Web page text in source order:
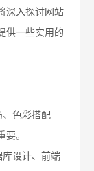
深入探讨网站
供一些实用的
、色彩搭配
。
设计、前端